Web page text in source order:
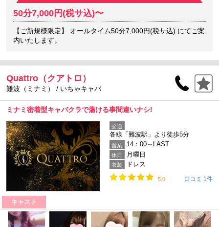
50分7,000円(税サ込)〜
【ご新規様限定】 オールタイム50分7,000円(税サ込) にてご案
内いたします。
Quattro（クアトロ）
難波（ミナミ） / いちゃキャバ
ミナミ密着型キャバクラで蕩ける事間違いナシ!
交通
各線「難波駅」より徒歩5分
営業 14：00～LAST
休日 月曜日
衣装 ドレス
5.0 口コミ 1件
キャスト